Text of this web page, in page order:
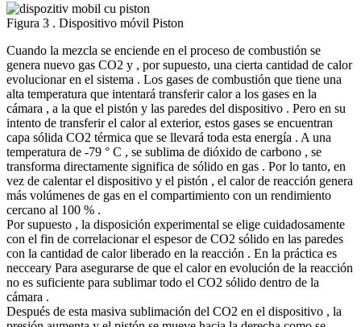
Figura 3 . Dispositivo móvil Piston
Cuando la mezcla se enciende en el proceso de combustión se
genera nuevo gas CO2 y , por supuesto, una cierta cantidad de calor
evolucionar en el sistema . Los gases de combustión que tiene una
alta temperatura que intentará transferir calor a los gases en la
cámara , a la que el pistón y las paredes del dispositivo . Pero en su
intento de transferir el calor al exterior, estos gases se encuentran
capa sólida CO2 térmica que se llevará toda esta energía . A una
temperatura de -79 ° C , se sublima de dióxido de carbono , se
transforma directamente significa de sólido en gas . Por lo tanto, en
vez de calentar el dispositivo y el pistón , el calor de reacción genera
más volúmenes de gas en el compartimiento con un rendimiento
cercano al 100 % .
Por supuesto , la disposición experimental se elige cuidadosamente
con el fin de correlacionar el espesor de CO2 sólido en las paredes
con la cantidad de calor liberado en la reacción . En la práctica es
necceary Para asegurarse de que el calor en evolución de la reacción
no es suficiente para sublimar todo el CO2 sólido dentro de la
cámara .
Después de esta masiva sublimación del CO2 en el dispositivo , la